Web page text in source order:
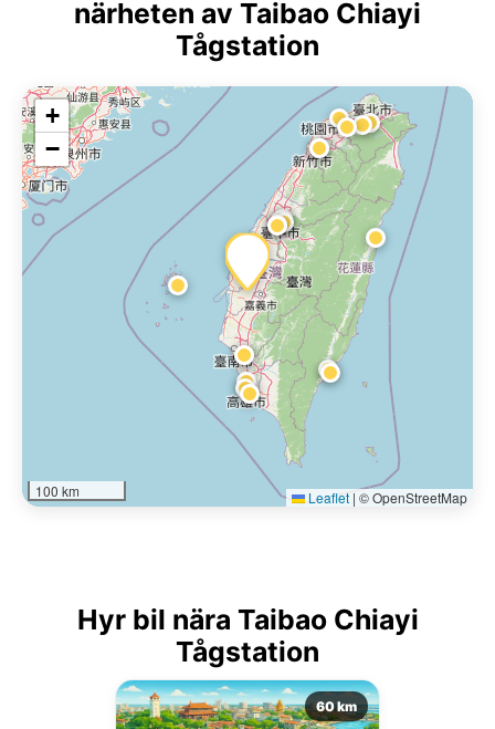
närheten av Taibao Chiayi
Tågstation
+
−
100 km Leaflet | © OpenStreetMap
Hyr bil nära Taibao Chiayi
Tågstation
60 km